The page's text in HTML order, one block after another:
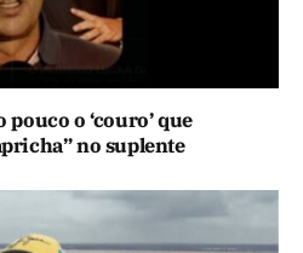
o ‘couro’ que
no suplente